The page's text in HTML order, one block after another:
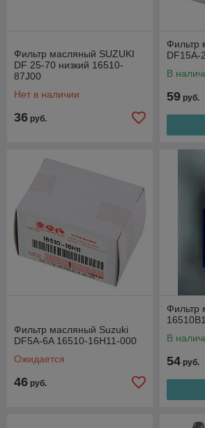
Фильтр масляный SUZUKI
DF 25-70 низкий 16510-
87J00
Нет в наличии
36 руб.
Фильтр
DF15A-
В
59 руб.
Фильтр масляный Suzuki
DF5A-6A 16510-16H11-000
Ожидается
46 руб.
Фильтр
В
54 руб.